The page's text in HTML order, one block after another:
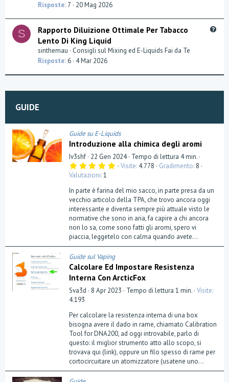
Risposte 7 20 Mag 2026
S
i
Rapporto Diluizione Ottimale Per Tabacco
Lento Di King Liquid
sinthemau
Consigli sul Mixing ed E-Liquids Fai da Te
Risposte 6 4 Mar 2026
GUIDE
Guide su E-Liquids
Introduzione alla chimica degli aromi
Iv3shf 22 Gen 2024 Tempo di lettura 4 min.
5
s
t
e
l
l
a
(
e
)
Visite 4.778 Gradimento 8
Valutazioni 1
In parte è farina del mio sacco, in parte presa da un
vecchio articolo della TPA, che trovo ancora oggi
interessante e diventa sempre più attuale visto le
normative che sono in aria, fa capire a chi ancora
non lo sa, come sono fatti gli aromi, spero vi
piaccia, leggetelo con calma quando avete...
Guide sul Vaping
Calcolare Ed Impostare Resistenza
Interna Con ArcticFox
Sva3d 8 Apr 2023 Tempo di lettura 1 min. Visite
4.193
Per calcolare la resistenza interna di una box
bisogna avere il dado in rame, chiamato Calibration
Tool for DNA200, ad oggi introvabile, parlo di
questo: il miglior strumento atto allo scopo, si
trovava qui (link), oppure un filo spesso di rame per
cortocircuitare un atomizzatore (usatene uno...